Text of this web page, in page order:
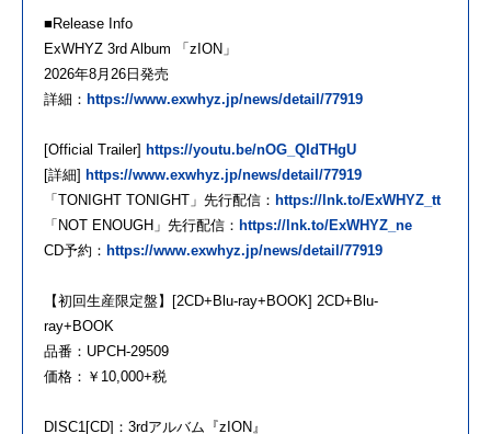
■Release Info
ExWHYZ 3rd Album 「zION」
2026年8月26日発売
詳細： https://www.exwhyz.jp/news/detail/77919
[Official Trailer] https://youtu.be/nOG_QIdTHgU
[詳細] https://www.exwhyz.jp/news/detail/77919
「TONIGHT TONIGHT」先行配信： https://lnk.to/ExWHYZ_tt
「NOT ENOUGH」先行配信： https://lnk.to/ExWHYZ_ne
CD予約： https://www.exwhyz.jp/news/detail/77919
【初回生産限定盤】[2CD+Blu-ray+BOOK] 2CD+Blu-
ray+BOOK
品番：UPCH-29509
価格：￥10,000+税
DISC1[CD]：3rdアルバム『zION』